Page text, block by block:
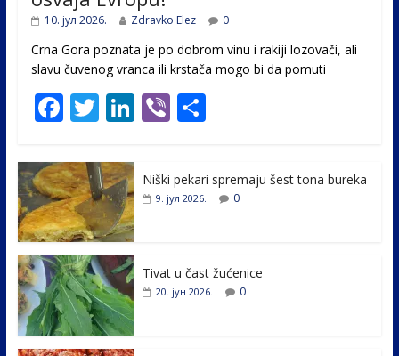
10. јул 2026. Zdravko Elez 0
Crna Gora poznata je po dobrom vinu i rakiji lozovači, ali
slavu čuvenog vranca ili krstača mogo bi da pomuti
F
e
b
o
o
k
T
itt
er
Li
e
Vi S
e
Niški pekari spremaju šest tona bureka
9. јул 2026. 0
Tivat u čast žućenice
20. јун 2026. 0